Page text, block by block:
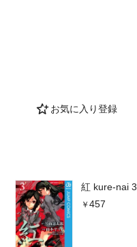
お気に入り登録
紅 kure-nai 3
457